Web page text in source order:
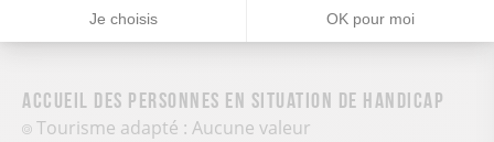
Accueil des personnes en situation de handicap
Tourisme adapté : Aucune valeur
Je choisis OK pour moi